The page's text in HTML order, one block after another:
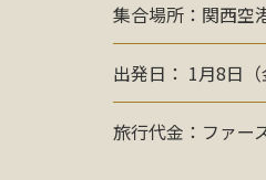
集合場所：関西空
出発日： 1月8日（
旅行代金：ファー